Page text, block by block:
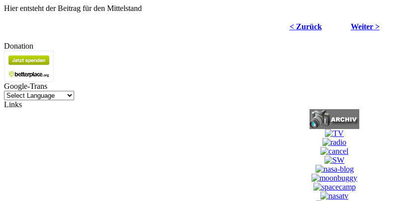
Hier entsteht der Beitrag für den Mittelstand
< Zurück Weiter >
Donation
Google-Trans
Links